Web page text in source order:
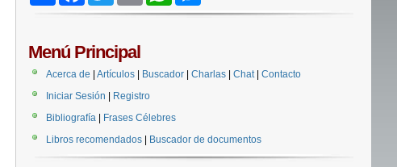
Menú Principal
Acerca de Artículos Buscador Charlas Chat| Contacto
Iniciar Sesión
Registro
Bibliografía
Frases Célebres
Libros recomendados
Buscador de documentos